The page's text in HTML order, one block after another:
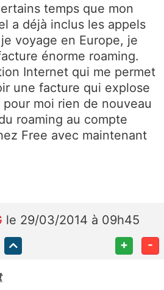
temps que mon
a déjà inclus les appels
voyage en Europe, je
énorme roaming.
Internet qui me permet
une facture qui explose
moi rien de nouveau
roaming au compte
Free avec maintenant
le 29/03/2014 à 09h45
+ -